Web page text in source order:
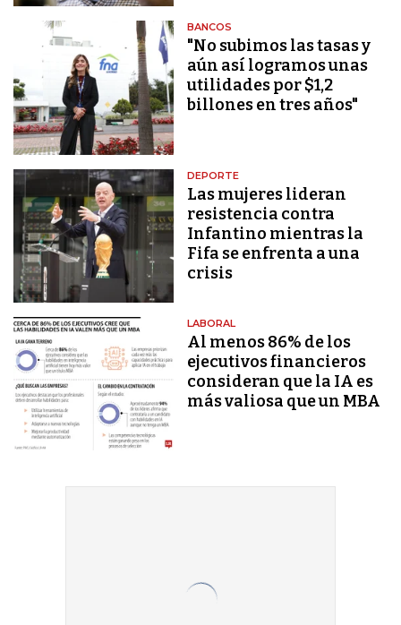
BANCOS
"No subimos las tasas y
aún así logramos unas
utilidades por $1,2
billones en tres años"
DEPORTE
Las mujeres lideran
resistencia contra
Infantino mientras la
Fifa se enfrenta a una
crisis
LABORAL
Al menos 86% de los
ejecutivos financieros
consideran que la IA es
más valiosa que un MBA